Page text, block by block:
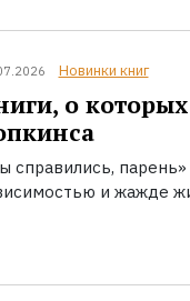
Новинки книг
о
справились,
и жажде